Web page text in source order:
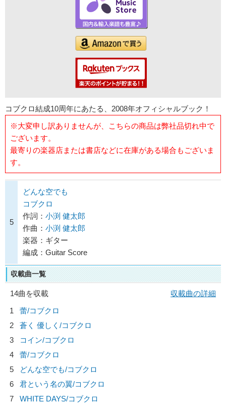
コブクロ結成10周年にあたる、2008年オフィシャルブック！
※大変申し訳ありませんが、こちらの商品は弊社品切れ中で
ございます。
最寄りの楽器店または書店などに在庫がある場合もございま
す。
5
どんな空でも
コブクロ
作詞： 小渕 健太郎
作曲： 小渕 健太郎
楽器：ギター
編成：Guitar Score
収載曲一覧
14曲を収載
収載曲の詳細
1
蕾/コブクロ
2
蒼く 優しく/コブクロ
3
コイン/コブクロ
4
蕾/コブクロ
5
どんな空でも/コブクロ
6
君という名の翼/コブクロ
7
WHITE DAYS/コブクロ